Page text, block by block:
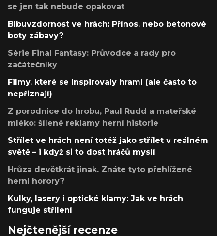
se jen tak nebude opakovat
Blbuvzdornost ve hrách: Přínos, nebo betonové
boty zábavy?
Série Final Fantasy: Průvodce a rady pro
začátečníky
Filmy, které se inspirovaly hrami (ale často to
nepřiznají)
Z porodnice do hrobu, Paul Rudd a mateřské
mléko: šílené reklamy herní historie
Střílet ve hrách není totéž jako střílet v reálném
světě – i když si to dost hráčů myslí
Hrůza devětkrát jinak. Znáte tyto přehlížené
herní horory?
Kulky, lasery i optické klamy: Jak ve hrách
funguje střílení
Nejčtenější recenze